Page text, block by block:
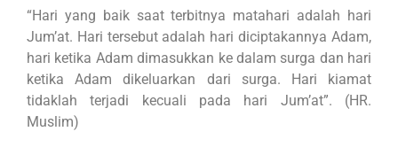
“Hari yang baik saat terbitnya matahari adalah hari
Jum’at. Hari tersebut adalah hari diciptakannya Adam,
hari ketika Adam dimasukkan ke dalam surga dan hari
ketika Adam dikeluarkan dari surga. Hari kiamat
tidaklah terjadi kecuali pada hari Jum’at”. (HR.
Muslim)